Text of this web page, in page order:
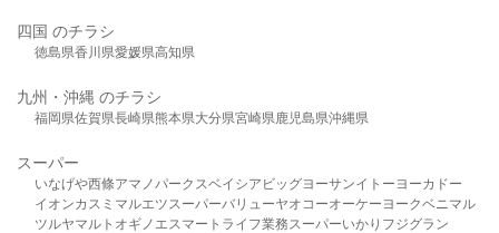
四国 のチラシ
徳島県香川県愛媛県高知県
九州・沖縄 のチラシ
福岡県佐賀県長崎県熊本県大分県宮崎県 鹿児島県沖縄県
スーパー
いなげや西條アマノパークスベイシア ビッグヨーサンイトーヨーカドー
イオンカスミ マルエツ スーパーバリューヤオコーオーケー ヨークベニマル
ツルヤマルト オギノ エスマート ライフ業務スーパーいかり フジグラン